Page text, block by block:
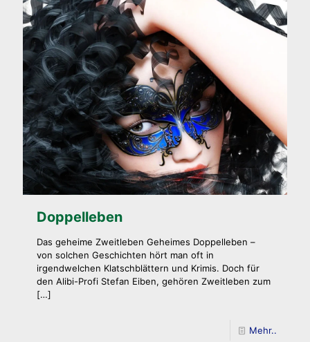
Doppelleben
Das geheime Zweitleben Geheimes Doppelleben –
von solchen Geschichten hört man oft in
irgendwelchen Klatschblättern und Krimis. Doch für
den Alibi-Profi Stefan Eiben, gehören Zweitleben zum
[…]
Mehr..